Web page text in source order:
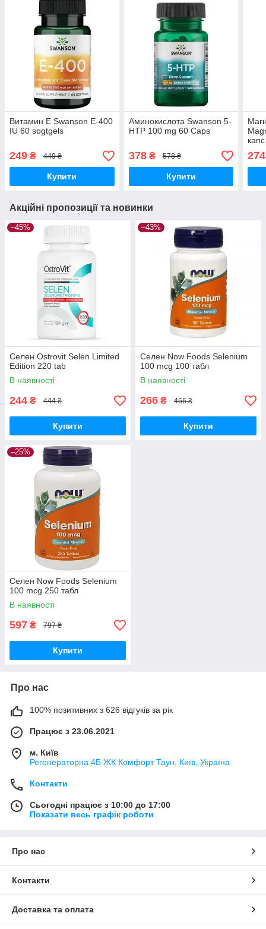
Витамин Е Swanson E-400
IU 60 sogtgels
249 ₴ 449 ₴
Купити
Аминокислота Swanson 5-
HTP 100 mg 60 Caps
378₴ 578 ₴
Купити
капс
274
Акційні пропозиції та новинки
–45%
Селен Ostrovit Selen Limited
Edition 220 tab
В наявності
244 ₴ 444 ₴
Купити
–43%
Селен Now Foods Selenium
100 mcg 100 табл
В наявності
266 ₴ 466 ₴
Купити
–25%
Селен Now Foods Selenium
100 mcg 250 табл
В наявності
597 ₴ 797 ₴
Купити
Про нас
100% позитивних з 626 відгуків за рік
Працює з 23.06.2021
м. Київ
Регенераторна 4Б ЖК Комфорт Таун, Київ, Україна
Контакти
Сьогодні працює з 10:00 до 17:00
Показати весь графік роботи
Про нас
Контакти
Доставка та оплата